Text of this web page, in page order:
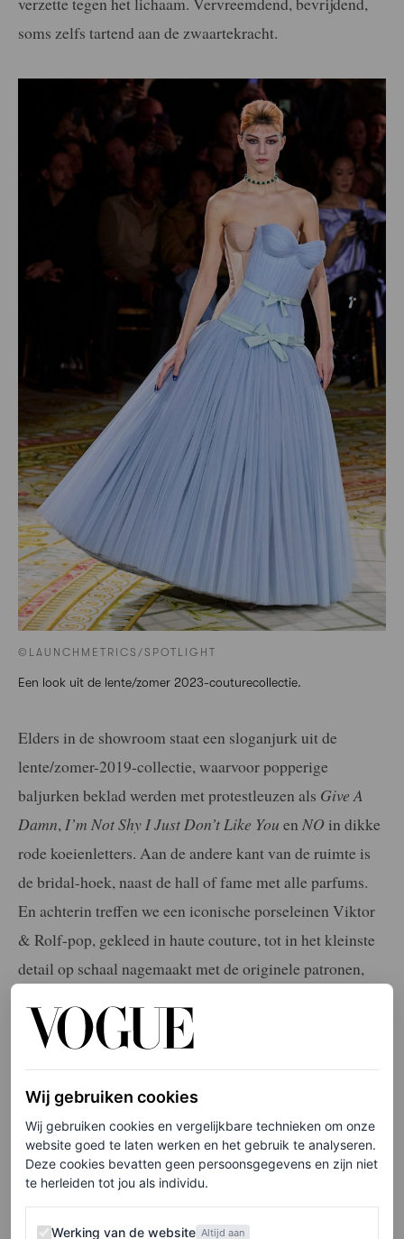
soms zelfs tartend aan de zwaartekracht.
©LAUNCHMETRICS/SPOTLIGHT
Een look uit de lente/zomer 2023-couturecollectie.
Elders in de showroom staat een sloganjurk uit de
lente/zomer-2019-collectie, waarvoor popperige
baljurken beklad werden met protestleuzen als Give A
Damn,I’m Not Shy IJust Don’t Like You en NO in dikke
rode koeienletters. Aan de andere kant van de ruimte is
de bridal-hoek, naast de hall of fame metalle parfums.
En achterin treffen we een iconische porseleinen Viktor
& Rolf-pop, gekleed in haute couture, tot in het kleinste
detail op schaal nagemaakt met de originele patronen,
Schrijf je hier in voor de Vogue-nieuwsbrief
Onbewuste geldingsdrang
Wij gebruiken cookies
Wij gebruiken cookies en vergelijkbare technieken om onze
website goed te laten werken en het gebruik te analyseren.
Deze cookies bevatten geen persoonsgegevens en zijn niet
te herleiden tot jou als individu.
Werking van de website
Werking van de website Altijd aan